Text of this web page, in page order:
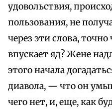
удовольствия,
пользования, не
через эти слова,
впускает яд? Жене
этого начала
диавола, — что он
чего нет, и, еще, как